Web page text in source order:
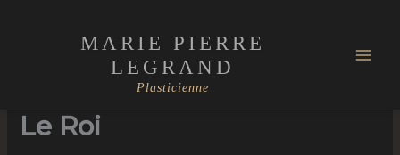
MARIE PIERRE
LEGRAND
Plasticienne
Le Roi